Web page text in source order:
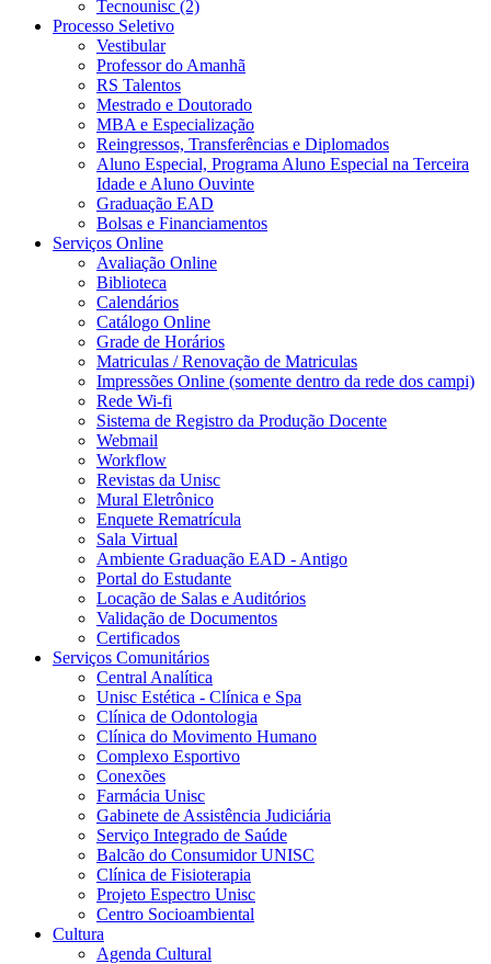
Tecnounisc (2)
Processo Seletivo
Vestibular
Professor do Amanhã
RS Talentos
Mestrado e Doutorado
MBA e Especialização
Reingressos, Transferências e Diplomados
Aluno Especial, Programa Aluno Especial na Terceira
Idade e Aluno Ouvinte
Graduação EAD
Bolsas e Financiamentos
Serviços Online
Avaliação Online
Biblioteca
Calendários
Catálogo Online
Grade de Horários
Matriculas / Renovação de Matriculas
Impressões Online (somente dentro da rede dos campi)
Rede Wi-fi
Sistema de Registro da Produção Docente
Webmail
Workflow
Revistas da Unisc
Mural Eletrônico
Enquete Rematrícula
Sala Virtual
Ambiente Graduação EAD - Antigo
Portal do Estudante
Locação de Salas e Auditórios
Validação de Documentos
Certificados
Serviços Comunitários
Central Analítica
Unisc Estética - Clínica e Spa
Clínica de Odontologia
Clínica do Movimento Humano
Complexo Esportivo
Conexões
Farmácia Unisc
Gabinete de Assistência Judiciária
Serviço Integrado de Saúde
Balcão do Consumidor UNISC
Clínica de Fisioterapia
Projeto Espectro Unisc
Centro Socioambiental
Cultura
Agenda Cultural